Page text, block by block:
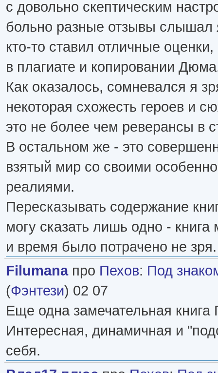
с довольно скептическим
больно разные отзывы слышал
кто-то ставил отличные
в плагиате и копировании
Как оказалось, сомневался я
некоторая схожесть героев и
это не более чем реверансы в
В остальном же - это
взятый мир со своими
реалиями.
Пересказывать содержание
могу сказать лишь одно -
и время было потрачено не зря.
Filumanaпро Пехов: Под
(Фэнтези) 02 07
Еще одна замечательная книга
Интересная, динамичная и
себя.